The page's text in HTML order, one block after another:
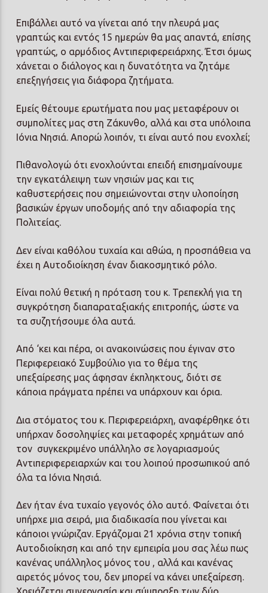
Επιβάλλει αυτό να γίνεται από την πλευρά μας
γραπτώς και εντός 15 ημερών θα μας απαντά, επίσης
γραπτώς, ο αρμόδιος Αντιπεριφερειάρχης. Έτσι όμως
χάνεται ο διάλογος και η δυνατότητα να ζητάμε
επεξηγήσεις για διάφορα ζητήματα.
Εμείς θέτουμε ερωτήματα που μας μεταφέρουν οι
συμπολίτες μας στη Ζάκυνθο, αλλά και στα υπόλοιπα
Ιόνια Νησιά. Απορώ λοιπόν, τι είναι αυτό που ενοχλεί;
Πιθανολογώ ότι ενοχλούνται επειδή επισημαίνουμε
την εγκατάλειψη των νησιών μας και τις
καθυστερήσεις που σημειώνονται στην υλοποίηση
βασικών έργων υποδομής από την αδιαφορία της
Πολιτείας.
Δεν είναι καθόλου τυχαία και αθώα, η προσπάθεια να
έχει η Αυτοδιοίκηση έναν διακοσμητικό ρόλο.
Είναι πολύ θετική η πρόταση του κ. Τρεπεκλή για τη
συγκρότηση διαπαραταξιακής επιτροπής, ώστε να
τα συζητήσουμε όλα αυτά.
Από ‘κει και πέρα, οι ανακοινώσεις που έγιναν στο
Περιφερειακό Συμβούλιο για το θέμα της
υπεξαίρεσης μας άφησαν έκπληκτους, διότι σε
κάποια πράγματα πρέπει να υπάρχουν και όρια.
Δια στόματος του κ. Περιφερειάρχη, αναφέρθηκε ότι
υπήρχαν δοσοληψίες και μεταφορές χρημάτων από
τον συγκεκριμένο υπάλληλο σε λογαριασμούς
Αντιπεριφερειαρχών και του λοιπού προσωπικού από
όλα τα Ιόνια Νησιά.
Δεν ήταν ένα τυχαίο γεγονός όλο αυτό. Φαίνεται ότι
υπήρχε μια σειρά, μια διαδικασία που γίνεται και
κάποιοι γνώριζαν. Εργάζομαι 21 χρόνια στην τοπική
Αυτοδιοίκηση και από την εμπειρία μου σας λέω πως
κανένας υπάλληλος μόνος του , αλλά και κανένας
αιρετός μόνος του, δεν μπορεί να κάνει υπεξαίρεση.